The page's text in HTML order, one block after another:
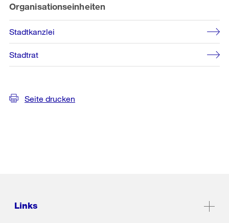
Organisationseinheiten
Stadtkanzlei
Stadtrat
Seite drucken
Links